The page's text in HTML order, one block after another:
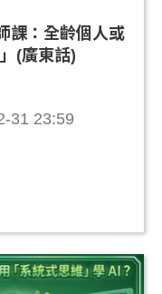
課：全齡個人或
(廣東話)
31 23:59